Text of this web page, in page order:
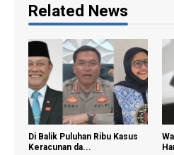
Related News
Kasus
Waspada Penularan Virus
Hanta dari Tikus...